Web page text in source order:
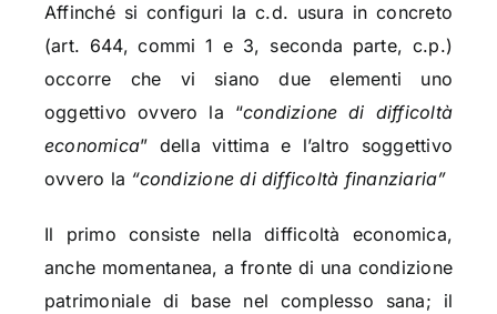
Affinché si configuri la c.d. usura in concreto
(art. 644, commi 1 e 3, seconda parte, c.p.)
occorre che vi siano due elementi uno
oggettivo ovvero la “condizione di difficoltà
economica” della vittima e l’altro soggettivo
ovvero la “condizione di difficoltà finanziaria”
Il primo consiste nella difficoltà economica,
anche momentanea, a fronte di una condizione
patrimoniale di base nel complesso sana; il